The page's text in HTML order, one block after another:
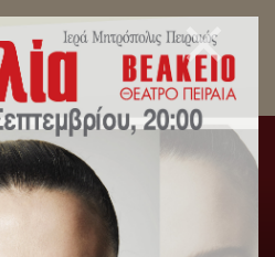
τα θύματα της Θύρας 7.